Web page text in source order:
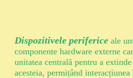
Dispozitivele periferice ale
componente hardware externe
unitatea centrală pentru a
acesteia, permițând